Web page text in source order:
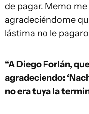
de pagar. Memo
agradeciéndome
lástima no le
“A Diego Forlán,
agradeciendo:
no era tuya la